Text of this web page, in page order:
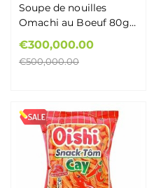
Soupe de nouilles
Omachi au Boeuf 80g/
80g
€300,000.00
€500,000.00